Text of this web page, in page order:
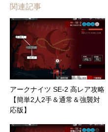
関連記事
アークナイツ SE-2 高レア攻略
【簡単2人2手＆通常＆強襲対
応版】